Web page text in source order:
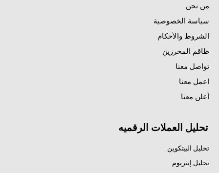
من نحن
سياسة الخصوصية
الشروط والأحكام
طاقم المحررين
تواصل معنا
اعمل معنا
أعلن معنا
تحليل العملات الرقميه
تحليل البيتكوين
تحليل إيثريوم